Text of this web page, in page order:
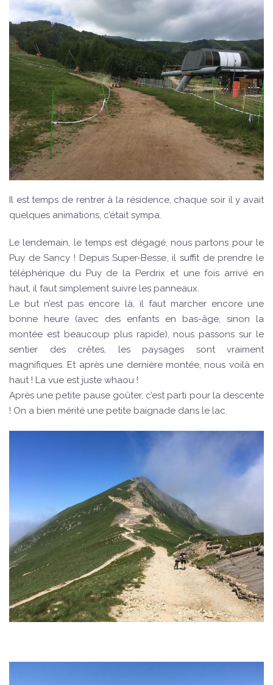
Il est temps de rentrer à la résidence, chaque soir il y avait
quelques animations, c’était sympa.
Le lendemain, le temps est dégagé, nous partons pour le
Puy de Sancy ! Depuis Super-Besse, il suffit de prendre le
téléphérique du Puy de la Perdrix et une fois arrivé en
haut, il faut simplement suivre les panneaux.
Le but n’est pas encore là, il faut marcher encore une
bonne heure (avec des enfants en bas-âge, sinon la
montée est beaucoup plus rapide), nous passons sur le
sentier des crêtes, les paysages sont vraiment
magnifiques. Et après une dernière montée, nous voilà en
haut ! La vue est juste whaou !
Après une petite pause goûter, c’est parti pour la descente
! On a bien mérité une petite baignade dans le lac.